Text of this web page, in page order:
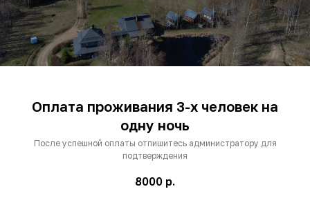
Оплата проживания 3-х человек на
одну ночь
После успешной оплаты отпишитесь администратору для
подтверждения
8000 р.